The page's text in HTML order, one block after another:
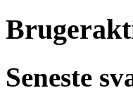
Seneste